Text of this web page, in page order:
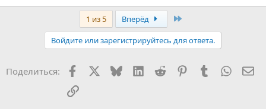
1 из 5 Вперёд
Войдите или зарегистрируйтесь для ответа.
Поделиться: FacebookX (Twitter)
BlueskyLinkedIn
Reddit PinterestTumblr
Ссылка